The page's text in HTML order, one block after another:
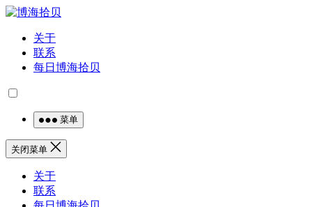
关于
联系
每日博海拾贝
菜单
关闭菜单
关于
联系